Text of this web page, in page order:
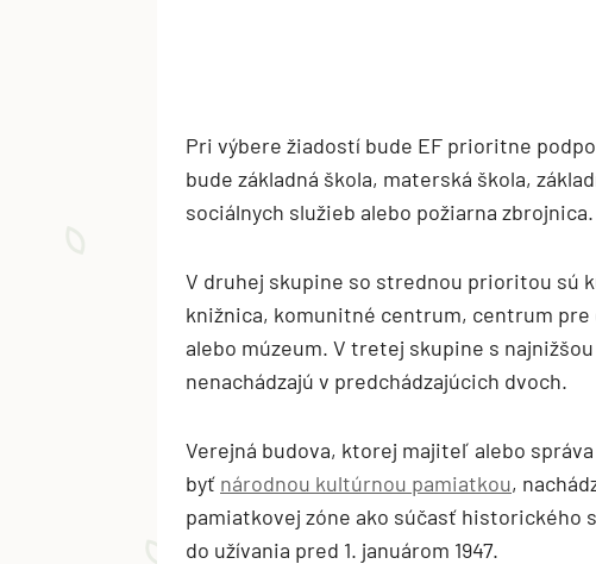
Pri výbere žiadostí bude EF prioritne
bude základná škola, materská škola,
sociálnych služieb alebo požiarna
V druhej skupine so strednou prioritou sú
knižnica, komunitné centrum, centrum
alebo múzeum. V tretej skupine s
nenachádzajú v predchádzajúcich dvoch.
Verejná budova, ktorej majiteľ alebo
byť národnou kultúrnou pamiatkou,
pamiatkovej zóne ako súčasť historického
do užívania pred 1. januárom 1947.